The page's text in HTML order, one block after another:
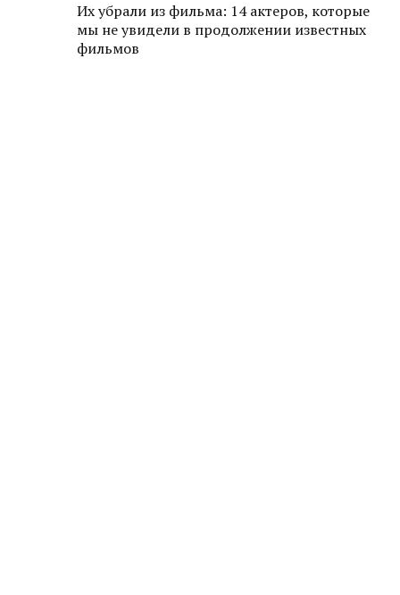
Их убрали из фильма: 14 актеров, которые
мы не увидели в продолжении известных
фильмов